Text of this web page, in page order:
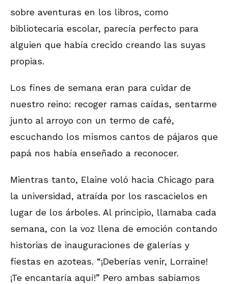
sobre aventuras en los libros, como
bibliotecaria escolar, parecía perfecto para
alguien que había crecido creando las suyas
propias.
Los fines de semana eran para cuidar de
nuestro reino: recoger ramas caídas, sentarme
junto al arroyo con un termo de café,
escuchando los mismos cantos de pájaros que
papá nos había enseñado a reconocer.
Mientras tanto, Elaine voló hacia Chicago para
la universidad, atraída por los rascacielos en
lugar de los árboles. Al principio, llamaba cada
semana, con la voz llena de emoción contando
historias de inauguraciones de galerías y
fiestas en azoteas. “¡Deberías venir, Lorraine!
¡Te encantaría aquí!” Pero ambas sabíamos